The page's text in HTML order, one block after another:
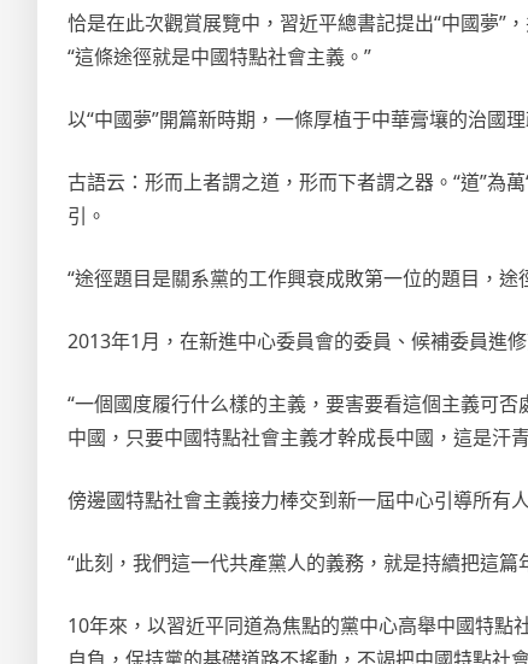
恰是在此次觀賞展覽中，習近平總書記提出“中國夢”
“這條途徑就是中國特點社會主義。”
以“中國夢”開篇新時期，一條厚植于中華膏壤的治國
古語云：形而上者謂之道，形而下者謂之器。“道”為
引。
“途徑題目是關系黨的工作興衰成敗第一位的題目，途
2013年1月，在新進中心委員會的委員、候補委員進
“一個國度履行什么樣的主義，要害要看這個主義可
中國，只要中國特點社會主義才幹成長中國，這是汗
傍邊國特點社會主義接力棒交到新一屆中心引導所有
“此刻，我們這一代共產黨人的義務，就是持續把這篇
10年來，以習近平同道為焦點的黨中心高舉中國特